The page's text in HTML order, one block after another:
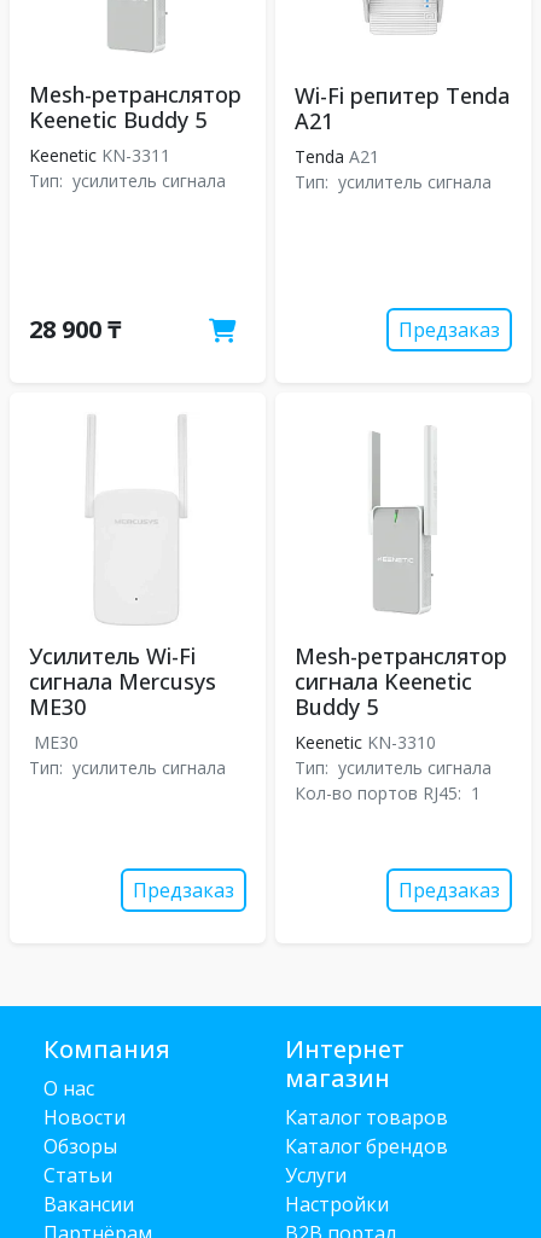
Mesh-ретранслятор
Keenetic Buddy 5
Keenetic KN-3311
Тип: усилитель сигнала
28 900 ₸
Wi-Fi репитер Tenda
A21
Tenda A21
Тип: усилитель сигнала
Предзаказ
Усилитель Wi-Fi
сигнала Mercusys
ME30
ME30
Тип: усилитель сигнала
Предзаказ
Mesh-ретранслятор
сигнала Keenetic
Buddy 5
Keenetic KN-3310
Тип: усилитель сигнала
Кол-во портов RJ45: 1
Предзаказ
Компания
О нас
Новости
Обзоры
Статьи
Вакансии
Интернет
магазин
Каталог товаров
Каталог брендов
Услуги
Настройки